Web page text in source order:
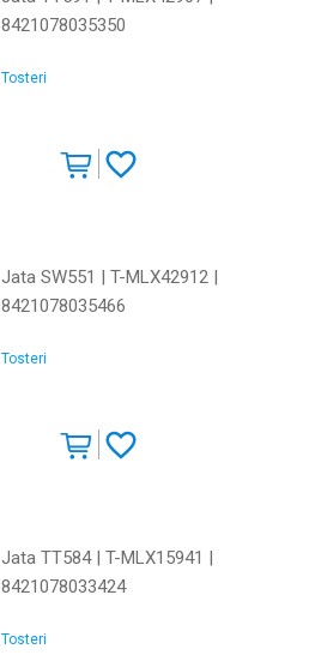
8421078035350
Tosteri
Jata SW551 | T-MLX42912 |
8421078035466
Tosteri
Jata TT584 | T-MLX15941 |
8421078033424
Tosteri